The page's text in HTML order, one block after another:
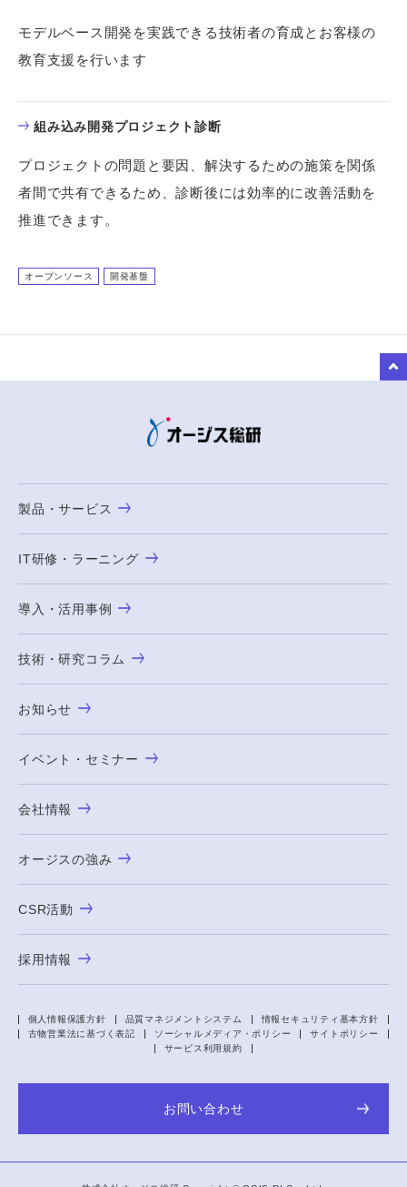
モデルベース開発を実践できる技術者の育成とお客様の
教育支援を行います
組み込み開発プロジェクト診断
プロジェクトの問題と要因、解決するための施策を関係
者間で共有できるため、診断後には効率的に改善活動を
推進できます。
オープンソース 開発基盤
製品・サービス
IT研修・ラーニング
導入・活用事例
技術・研究コラム
お知らせ
イベント・セミナー
会社情報
オージスの強み
CSR活動
採用情報
個人情報保護方針 品質マネジメントシステム
情報セキュリティ基本方針
古物営業法に基づく表記
ソーシャルメディア・ポリシー
サイトポリシー
サービス利用規約
お問い合わせ